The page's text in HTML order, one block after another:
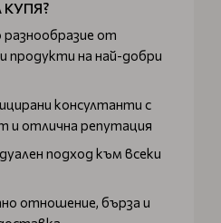
от
продукти на най-добри
консултанти с
и отлична репутация
подход към всеки
отношение, бърза и